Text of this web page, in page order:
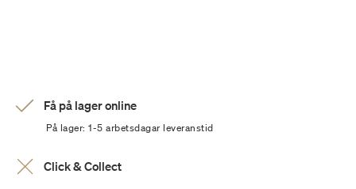
Få på lager online
På lager: 1-5 arbetsdagar leveranstid
Click & Collect